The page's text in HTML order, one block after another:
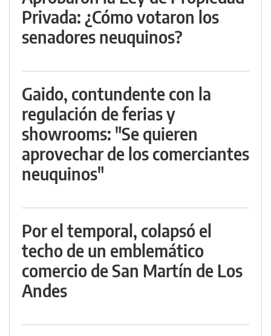
Privada: ¿Cómo votaron los
senadores neuquinos?
Gaido, contundente con la
regulación de ferias y
showrooms: "Se quieren
aprovechar de los comerciantes
neuquinos"
Por el temporal, colapsó el
techo de un emblemático
comercio de San Martín de Los
Andes